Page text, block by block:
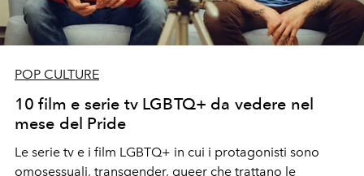
POP CULTURE
10 film e serie tv LGBTQ+ da vedere nel
mese del Pride
Le serie tv e i film LGBTQ+ in cui i protagonisti sono
omosessuali, transgender, queer che trattano le